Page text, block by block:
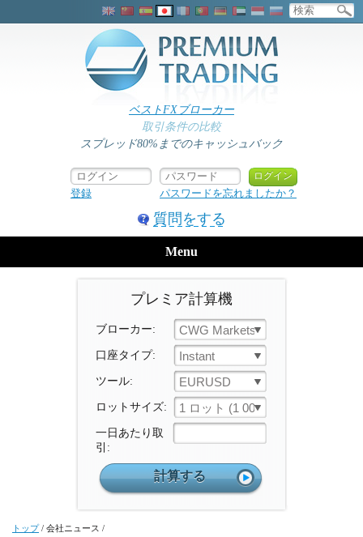
ベストFXブローカー
取引条件の比較
スプレッド80%までのキャッシュバック
登録 パスワードを忘れましたか？
質問をする
Menu
プレミア計算機
ブローカー: CWG Markets
口座タイプ: Instant
ツール: EURUSD
ロットサイズ: 1 ロット (1 000 ユニット)
一日あたり取
引:
トップ/ 会社ニュース /